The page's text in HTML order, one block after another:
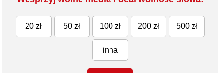
20 zł 50 zł 100 zł 200 zł 500 zł
inna